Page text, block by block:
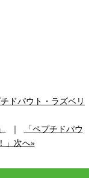
ドパウト・ラズベリ
「ペプチドパウ
」次へ»